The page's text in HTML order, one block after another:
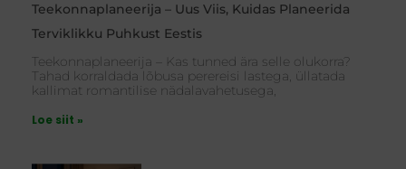
Teekonnaplaneerija – Uus Viis, Kuidas Planeerida
Terviklikku Puhkust Eestis
Teekonnaplaneerija – Kas tunned ära selle olukorra?
Tahad korraldada lõbusa perereisi lastega, üllatada
kallimat romantilise nädalavahetusega,
Loe siit »